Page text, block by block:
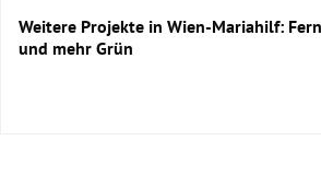
Weitere Projekte in Wien-Mariahilf:
und mehr Grün